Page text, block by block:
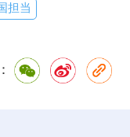
担当